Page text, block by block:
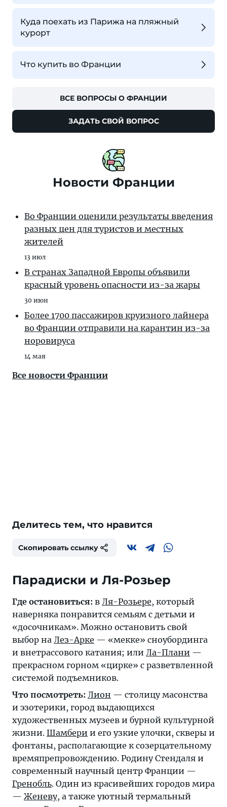
Куда поехать из Парижа на пляжный
курорт
Что купить во Франции
ВСЕ ВОПРОСЫ О ФРАНЦИИ
ЗАДАТЬ СВОЙ ВОПРОС
Новости Франции
Во Франции оценили результаты введения
разных цен для туристов и местных
жителей
13 июл
В странах Западной Европы объявили
красный уровень опасности из-за жары
30 июн
Более 1700 пассажиров круизного лайнера
во Франции отправили на карантин из-за
норовируса
14 мая
Все новости Франции
Делитесь тем, что нравится
Скопировать ссылку
Парадиски и Ля-Розьер
Где остановиться: в Ля-Розьере, который
наверняка понравится семьям с детьми и
«досочникам». Можно остановить свой
выбор на Лез-Арке — «мекке» сноубординга
и внетрассового катания; или Ла-Плани —
прекрасном горном «цирке» с разветвленной
системой подъемников.
Что посмотреть: Лион — столицу масонства
и эзотерики, город выдающихся
художественных музеев и бурной культурной
жизни. Шамбери и его узкие улочки, скверы и
фонтаны, располагающие к созерцательному
времяпрепровождению. Родину Стендаля и
современный научный центр Франции —
Гренобль. Один из красивейших городов мира
— Женеву, а также уютный термальный